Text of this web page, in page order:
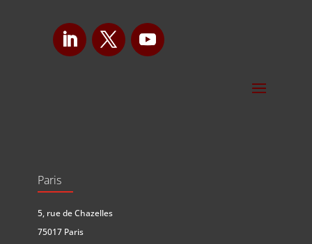
Paris
5, rue de Chazelles
75017 Paris